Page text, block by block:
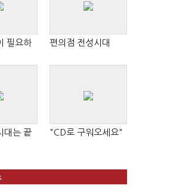
필요하
편의점 전성시대
대는 끝
"CD로 구워오세요"